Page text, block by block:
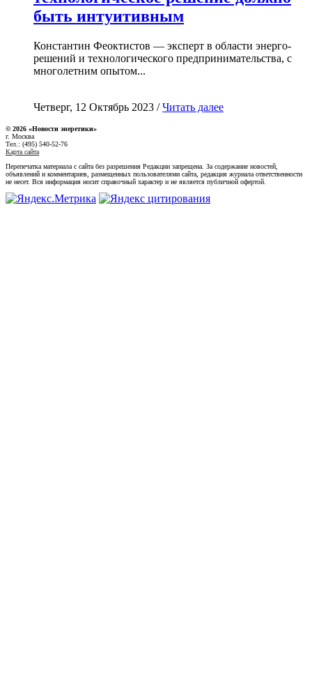
быть интуитивным
Константин Феоктистов — эксперт в области энерго-
решений и технологического предпринимательства, с
многолетним опытом...
Четверг, 12 Октябрь 2023 /Читать далее
© 2026 «Новости энеретики»
г. Москва
Тел.: (495) 540-52-76
Карта сайта
Перепечатка материала с сайта без разрешения Редакции запрещена. За содержание новостей,
объявлений и комментариев, размещенных пользователями сайта, редакция журнала ответственности
не несет. Вся информация носит справочный характер и не является публичной офертой.